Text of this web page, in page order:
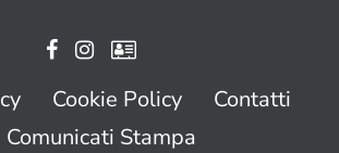
Cookie Policy
Contatti
Comunicati Stampa